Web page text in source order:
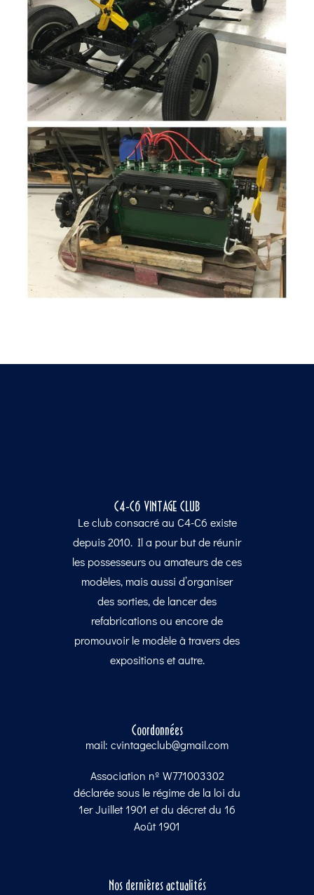
C4-C6 VINTAGE CLUB
Le club consacré au C4-C6 existe
depuis 2010. Il a pour but de réunir
les possesseurs ou amateurs de ces
modèles, mais aussi d’organiser
des sorties, de lancer des
refabrications ou encore de
promouvoir le modèle à travers des
expositions et autre.
Coordonnées
mail: cvintageclub@gmail.com
Association nº W771003302
déclarée sous le régime de la loi du
1er Juillet 1901 et du décret du 16
Août 1901
Nos dernières actualités